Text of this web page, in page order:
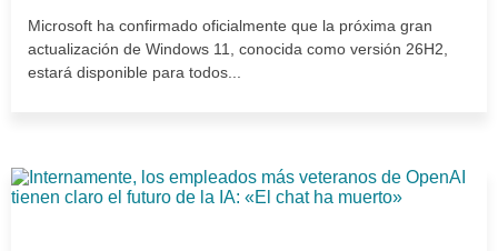
Microsoft ha confirmado oficialmente que la próxima gran
actualización de Windows 11, conocida como versión 26H2,
estará disponible para todos...